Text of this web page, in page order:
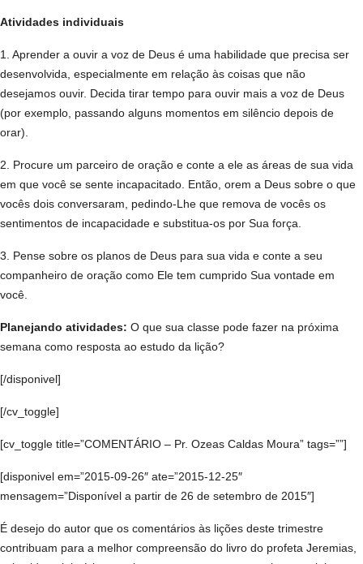
Atividades individuais
1. Aprender a ouvir a voz de Deus é uma habilidade que precisa ser
desenvolvida, especialmente em relação às coisas que não
desejamos ouvir. Decida tirar tempo para ouvir mais a voz de Deus
(por exemplo, passando alguns momentos em silêncio depois de
orar).
2. Procure um parceiro de oração e conte a ele as áreas de sua vida
em que você se sente incapacitado. Então, orem a Deus sobre o que
vocês dois conversaram, pedindo-Lhe que remova de vocês os
sentimentos de incapacidade e substitua-os por Sua força.
3. Pense sobre os planos de Deus para sua vida e conte a seu
companheiro de oração como Ele tem cumprido Sua vontade em
você.
Planejando atividades: O que sua classe pode fazer na próxima
semana como resposta ao estudo da lição?
[/disponivel]
[/cv_toggle]
[cv_toggle title=”COMENTÁRIO – Pr. Ozeas Caldas Moura” tags=””]
[disponivel em=”2015-09-26″ ate=”2015-12-25″
mensagem=”Disponível a partir de 26 de setembro de 2015″]
É desejo do autor que os comentários às lições deste trimestre
contribuam para a melhor compreensão do livro do profeta Jeremias,